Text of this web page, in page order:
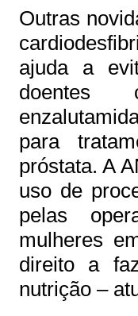
Outras
ajuda a
para
próstata. A
uso de
pelas
mulheres
direito a
nutrição –